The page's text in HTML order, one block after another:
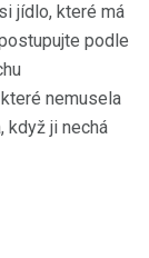
jídlo, které má
podle
nemusela
když ji nechá